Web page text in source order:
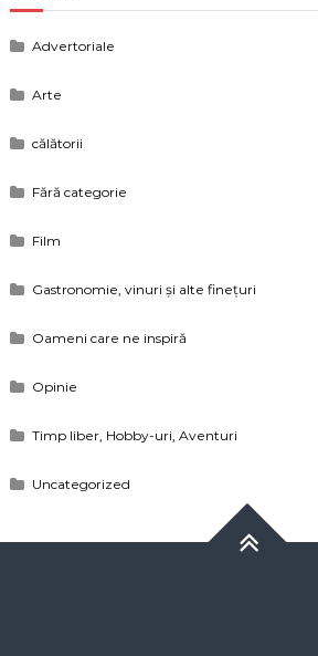
Advertoriale
Arte
călătorii
Fără categorie
Film
Gastronomie, vinuri și alte finețuri
Oameni care ne inspiră
Opinie
Timp liber, Hobby-uri, Aventuri
Uncategorized